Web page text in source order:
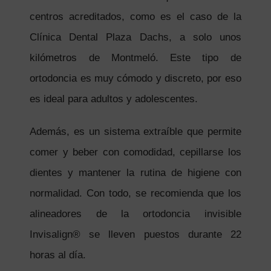
centros acreditados, como es el caso de la
Clínica Dental Plaza Dachs, a solo unos
kilómetros de Montmeló. Este tipo de
ortodoncia es muy cómodo y discreto, por eso
es ideal para adultos y adolescentes.
Además, es un sistema extraíble que permite
comer y beber con comodidad, cepillarse los
dientes y mantener la rutina de higiene con
normalidad. Con todo, se recomienda que los
alineadores de la ortodoncia invisible
Invisalign® se lleven puestos durante 22
horas al día.